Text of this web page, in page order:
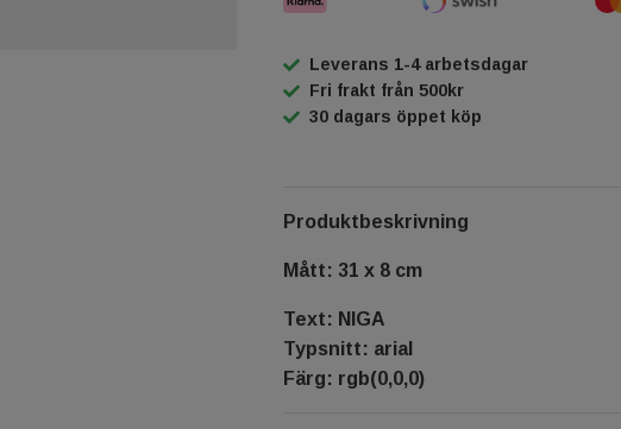
Leverans 1-4 arbetsdagar
Fri frakt från 500kr
30 dagars öppet köp
Produktbeskrivning
Mått: 31 x 8 cm
Text: NIGA
Typsnitt: arial
Färg: rgb(0,0,0)